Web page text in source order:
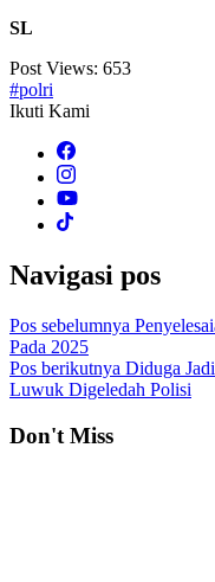
SL
Post Views: 653
#polri
Ikuti Kami
Navigasi pos
Pos sebelumnya
Pada 2025
Pos berikutnya Diduga
Luwuk Digeledah Polisi
Don't Miss